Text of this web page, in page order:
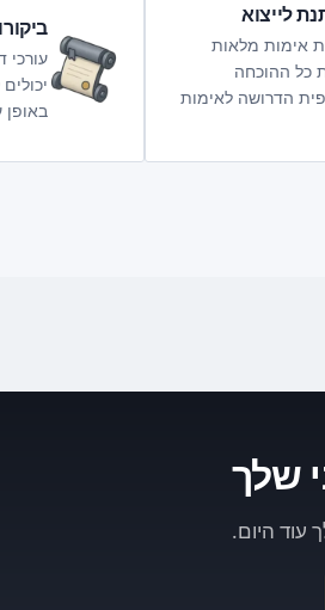
לייצוא
אימות מלאות
כל ההוכחה
הדרושה לאימות
עורכי
שלך
עוד היום.